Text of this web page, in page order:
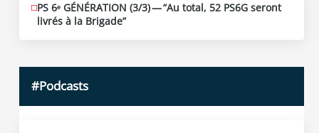
JUIN
19
2026
PS 6ᵉ GÉNÉRATION (3/​3) — “Au total, 52 PS6G seront
livrés à la Brigade”
#Podcasts